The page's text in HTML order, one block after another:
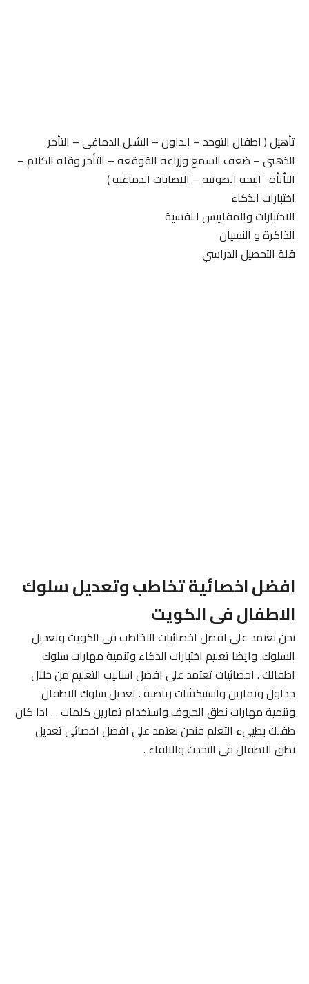
تأهيل ( اطفال التوحد – الداون – الشلل الدماغى – التأخر
الذهنى – ضعف السمع وزراعه القوقعه – التأخر وقله الكلام –
التأتأة- البحه الصوتيه – الاصابات الدماغيه )
اختبارات الذكاء
الاختبارات والمقاييس النفسية
الذاكرة و النسيان
قلة التحصيل الدراسي
افضل اخصائية تخاطب وتعديل سلوك
الاطفال فى الكويت
نحن نعتمد على افضل اخصائيات التخاطب فى الكويت وتعديل
السلوك. وايضا تعليم اختبارات الذكاء وتنمية مهارات سلوك
اطفالك . اخصائيات تعتمد على افضل اساليب التعليم من خلال
جداول وتمارين واستيكشات رياضية . تعديل سلوك الاطفال
وتنمية مهارات نطق الحروف واستخدام تمارين كلمات . . اذا كان
طفلك بطيىء التعلم فنحن نعتمد على افضل اخصائى تعديل
نطق الاطفال فى التحدث والالقاء .